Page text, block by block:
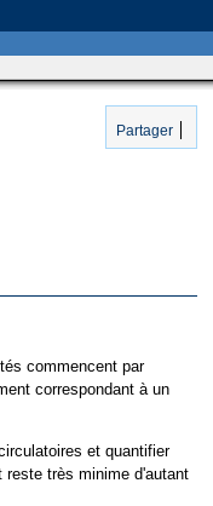
Partager
commencent par
correspondant à un
et quantifier
reste très minime d'autant